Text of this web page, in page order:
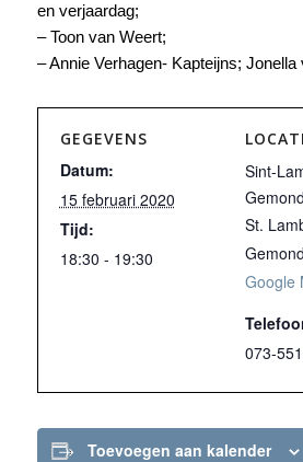
en verjaardag;
– Toon van Weert;
– Annie Verhagen- Kapteijns; Jonella
GEGEVENS
Datum:
15 februari 2020
Tijd:
18:30 - 19:30
Sint-
St.
Google
073-
Toevoegen aan kalender